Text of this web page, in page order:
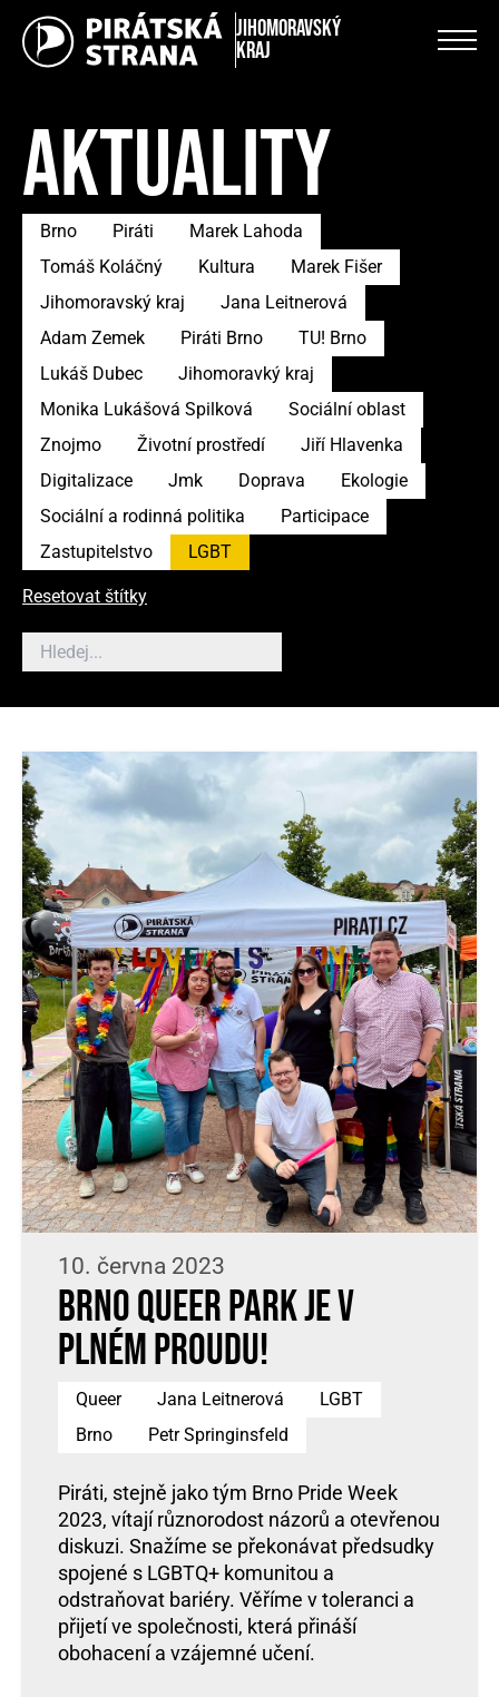
Jihomoravský
kraj
AKTUALITY
Brno Piráti
Marek Lahoda
Tomáš Koláčný
Kultura
Marek Fišer
Jihomoravský kraj
Jana Leitnerová
Adam Zemek
Piráti Brno
TU! Brno
Lukáš Dubec
Jihomoravký kraj
Monika Lukášová Spilková
Sociální oblast
Znojmo
Životní prostředí
Jiří Hlavenka
Digitalizace
Jmk Doprava
Ekologie
Sociální a rodinná politika
Participace
Zastupitelstvo
LGBT
Resetovat štítky
10. června 2023
Brno Queer Park je v
plném proudu!
Queer Jana Leitnerová
LGBT
Brno
Petr Springinsfeld
Piráti, stejně jako tým Brno Pride Week
2023, vítají různorodost názorů a otevřenou
diskuzi. Snažíme se překonávat předsudky
spojené s LGBTQ+ komunitou a
odstraňovat bariéry. Věříme v toleranci a
přijetí ve společnosti, která přináší
obohacení a vzájemné učení.